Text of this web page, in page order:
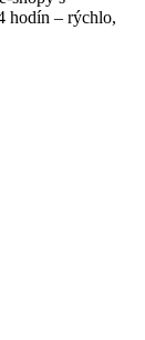
hodín – rýchlo,